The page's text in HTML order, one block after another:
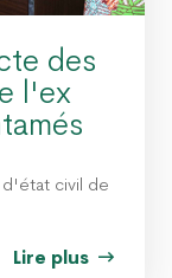
des
l'ex
d'état civil de
Lire plus